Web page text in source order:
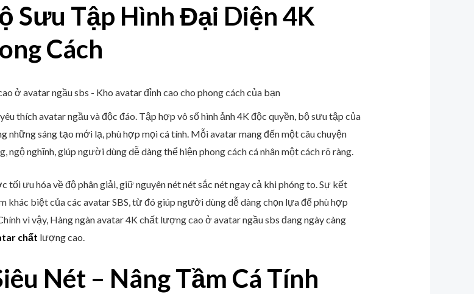
Sưu Tập Hình Đại Diện 4K
Cách
thích avatar ngầu và độc đáo. Tập hợp vô số hình ảnh 4K độc quyền, bộ sưu tập của
những sáng tạo mới lạ, phù hợp mọi cá tính. Mỗi avatar mang đến một câu chuyện
nghĩnh, giúp người dùng dễ dàng thể hiện phong cách cá nhân một cách rõ ràng.
ưu hóa về độ phân giải, giữ nguyên nét nét sắc nét ngay cả khi phóng to. Sự kết
khác biệt của các avatar SBS, từ đó giúp người dùng dễ dàng chọn lựa để phù hợp
vì vậy, Hàng ngàn avatar 4K chất lượng cao ở avatar ngầu sbs đang ngày càng
chất lượng cao.
Nét – Nâng Tầm Cá Tính